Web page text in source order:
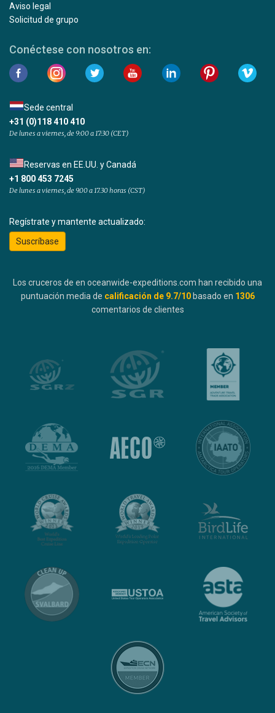
Aviso legal
Solicitud de grupo
Conéctese con nosotros en:
Sede central
+31 (0)118 410 410
De lunes a viernes, de 9:00 a 17:30 (CET)
Reservas en EE.UU. y Canadá
+1 800 453 7245
De lunes a viernes, de 9.00 a 17.30 horas (CST)
Regístrate y mantente actualizado:
Suscríbase
Los cruceros de en oceanwide-expeditions.com han recibido una
puntuación media de calificación de 9.7/10 basado en 1306
comentarios de clientes